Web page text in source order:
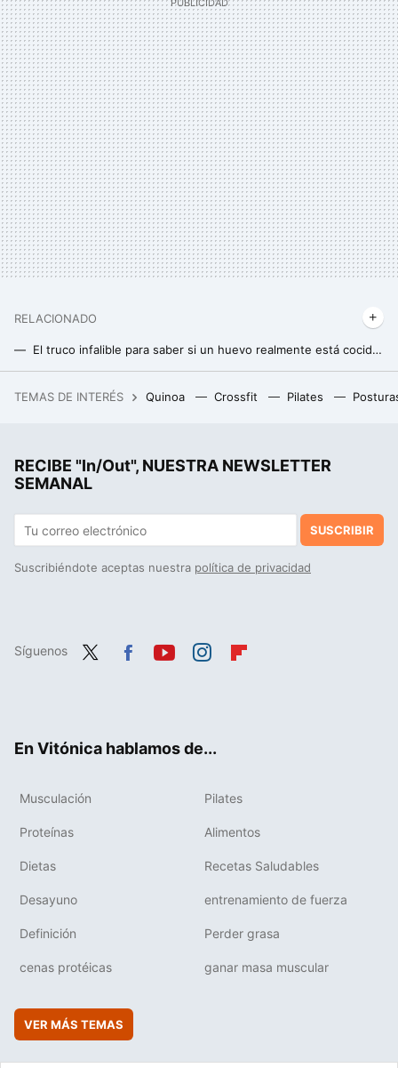
RELACIONADO
El truco infalible para saber si un huevo realmente está cocido por dentro
En 1956, EEUU publicó dos mapas que mostraban la contaminación de las bombas atómicas. Y fueron clave para espiar al enemigo
TEMAS DE INTERÉS Quinoa Crossfit Pilates
RECIBE "In/Out", NUESTRA NEWSLETTER
SEMANAL
SUSCRIBIR
Suscribiéndote aceptas nuestra política de privacidad
Síguenos
En Vitónica hablamos de...
Musculación Pilates
Proteínas Alimentos
Dietas Recetas Saludables
Desayuno entrenamiento de fuerza
Definición Perder grasa
cenas protéicas ganar masa muscular
VER MÁS TEMAS